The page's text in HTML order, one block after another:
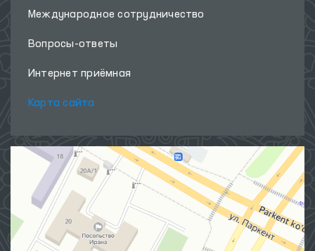
Международное сотрудничество
Вопросы-ответы
Интернет приёмная
Карта сайта